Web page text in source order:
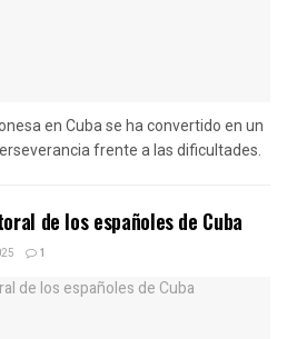
en Cuba se ha convertido en un
frente a las dificultades.
de los españoles de Cuba
1